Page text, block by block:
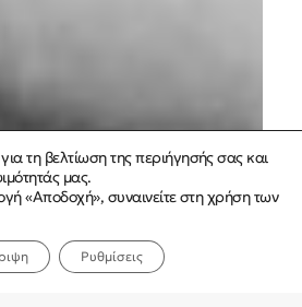
τη βελτίωση της περιήγησής σας και
μας.
«Αποδοχή», συναινείτε στη χρήση των
Ρυθμίσεις